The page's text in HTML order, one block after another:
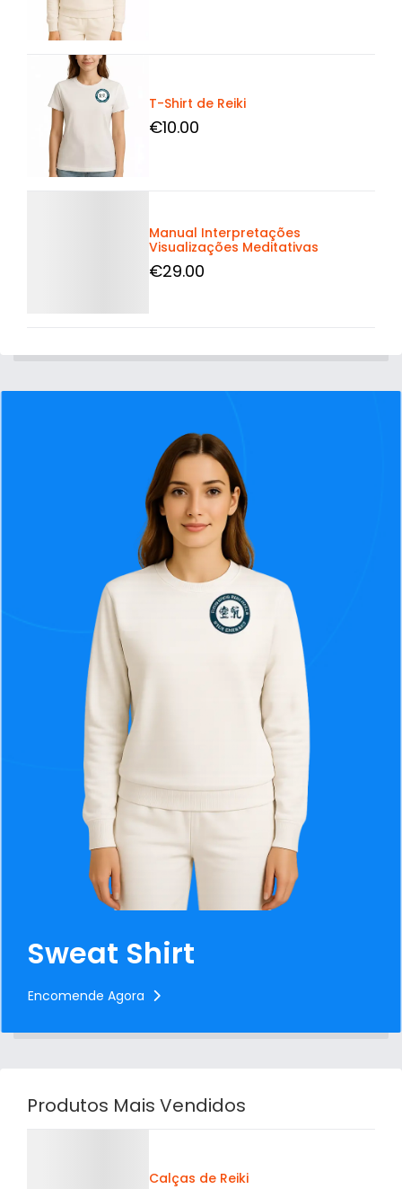
Detalhes
T-Shirt de Reiki
€10.00
Manual Interpretações
Visualizações Meditativas
€29.00
Sweat Shirt
Encomende Agora
Produtos Mais Vendidos
Calças de Reiki